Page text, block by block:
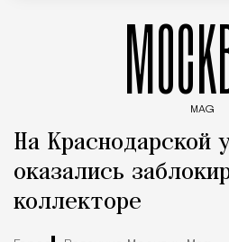
MAG
На Краснодарской
оказались
коллекторе